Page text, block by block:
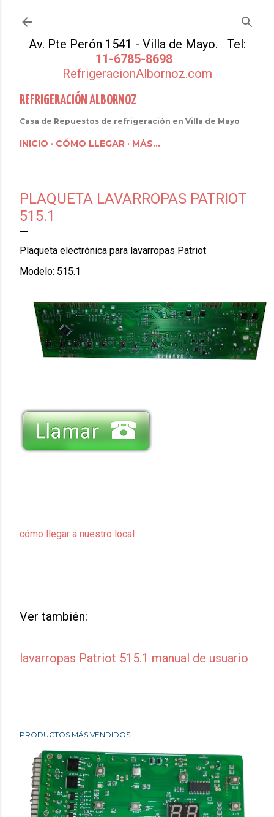
Av. Pte Perón 1541 - Villa de Mayo. Tel:
11-6785-8698
RefrigeracionAlbornoz.com
REFRIGERACIÓN ALBORNOZ
Casa de Repuestos de refrigeración en Villa de Mayo
INICIO CÓMO LLEGAR MÁS…
PLAQUETA LAVARROPAS PATRIOT
515.1
Plaqueta electrónica para lavarropas Patriot
Modelo: 515.1
cómo llegar a nuestro local
Ver también:
lavarropas Patriot 515.1 manual de usuario
PRODUCTOS MÁS VENDIDOS